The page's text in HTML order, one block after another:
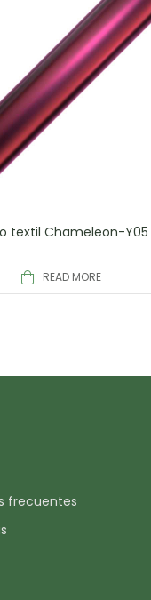
textil Chameleon-Y05
READ MORE
frecuentes